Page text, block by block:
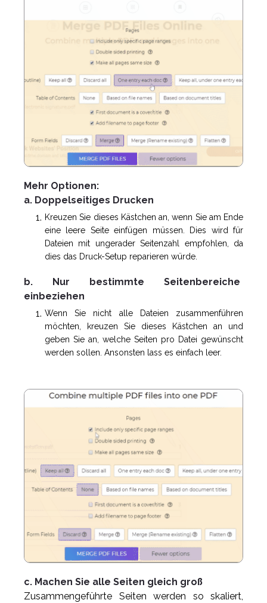
Mehr Optionen:
a. Doppelseitiges Drucken
Kreuzen Sie dieses Kästchen an, wenn Sie am Ende
eine leere Seite einfügen müssen. Dies wird für
Dateien mit ungerader Seitenzahl empfohlen, da
dies das Druck-Setup reparieren würde.
b. Nur bestimmte Seitenbereiche
einbeziehen
Wenn Sie nicht alle Dateien zusammenführen
möchten, kreuzen Sie dieses Kästchen an und
geben Sie an, welche Seiten pro Datei gewünscht
werden sollen. Ansonsten lass es einfach leer.
c. Machen Sie alle Seiten gleich groß
Zusammengeführte Seiten werden so skaliert,